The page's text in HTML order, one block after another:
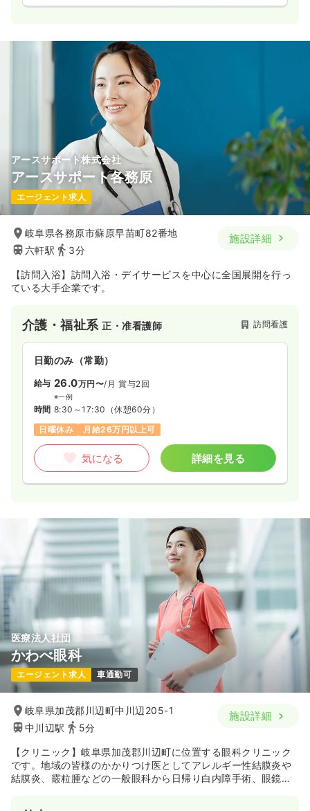
アースサポート株式会社
アースサポート各務原
エージェント求人
岐阜県各務原市蘇原早苗町82番地
六軒駅
3分
施設詳細
【訪問入浴】訪問入浴・デイサービスを中心に全国展開を行っ
ている大手企業です。
介護・福祉系正・准看護師 訪問看護
日勤のみ（常勤）
給与 26.0万円〜/月 賞与2回
※一例
時間 8:30～17:30 （休憩60分）
日曜休み
月給26万円以上可
気になる 詳細を見る
医療法人社団
かわべ眼科
エージェント求人 車通勤可
岐阜県加茂郡川辺町中川辺205-1
中川辺駅
5分
施設詳細
【クリニック】岐阜県加茂郡川辺町に位置する眼科クリニック
です。地域の皆様のかかりつけ医としてアレルギー性結膜炎や
結膜炎、霰粒腫などの一般眼科から日帰り白内障手術、眼鏡、